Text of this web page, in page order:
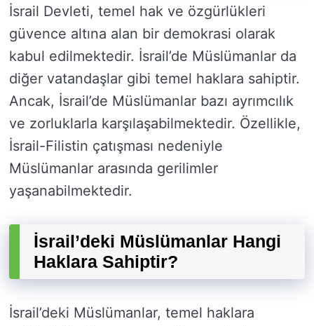
İsrail Devleti, temel hak ve özgürlükleri
güvence altına alan bir demokrasi olarak
kabul edilmektedir. İsrail’de Müslümanlar da
diğer vatandaşlar gibi temel haklara sahiptir.
Ancak, İsrail’de Müslümanlar bazı ayrımcılık
ve zorluklarla karşılaşabilmektedir. Özellikle,
İsrail-Filistin çatışması nedeniyle
Müslümanlar arasında gerilimler
yaşanabilmektedir.
İsrail’deki Müslümanlar Hangi
Haklara Sahiptir?
İsrail’deki Müslümanlar, temel haklara